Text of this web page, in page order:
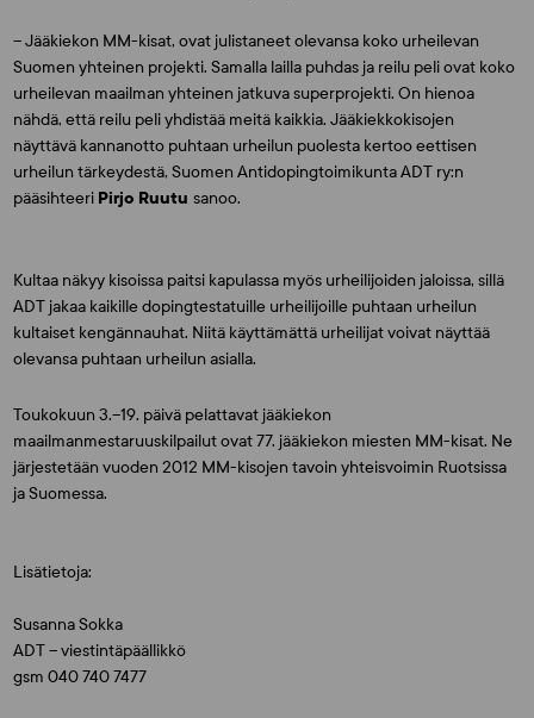
– Jääkiekon MM-kisat, ovat julistaneet olevansa koko urheilevan
Suomen yhteinen projekti. Samalla lailla puhdas ja reilu peli ovat koko
urheilevan maailman yhteinen jatkuva superprojekti. On hienoa
nähdä, että reilu peli yhdistää meitä kaikkia. Jääkiekkokisojen
näyttävä kannanotto puhtaan urheilun puolesta kertoo eettisen
urheilun tärkeydestä, Suomen Antidopingtoimikunta ADT ry:n
pääsihteeri Pirjo Ruutusanoo.
Kultaa näkyy kisoissa paitsi kapulassa myös urheilijoiden jaloissa, sillä
ADT jakaa kaikille dopingtestatuille urheilijoille puhtaan urheilun
kultaiset kengännauhat. Niitä käyttämättä urheilijat voivat näyttää
olevansa puhtaan urheilun asialla.
Toukokuun 3.–19. päivä pelattavat jääkiekon
maailmanmestaruuskilpailut ovat 77. jääkiekon miesten MM-kisat. Ne
järjestetään vuoden 2012 MM-kisojen tavoin yhteisvoimin Ruotsissa
ja Suomessa.
Lisätietoja:
Susanna Sokka
ADT – viestintäpäällikkö
gsm 040 740 7477